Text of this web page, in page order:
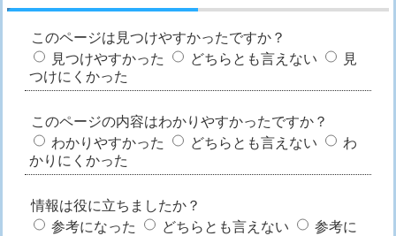
このページは見つけやすかったですか？
見つけやすかった
どちらとも言えない
見
つけにくかった
このページの内容はわかりやすかったですか？
わかりやすかった
どちらとも言えない
わ
かりにくかった
情報は役に立ちましたか？
参考になった
どちらとも言えない
参考に